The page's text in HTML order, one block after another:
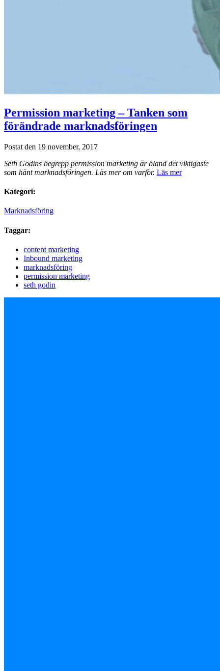
Permission marketing – Tanken som
förändrade marknadsföringen
Postat den 19 november, 2017
Seth Godins begrepp permission marketing är bland det viktigaste
som hänt marknadsföringen. Läs mer om varför. Läs mer
Kategori:
Marknadsföring
Taggar:
content marketing
Inbound marketing
marknadsföring
permission marketing
seth godin